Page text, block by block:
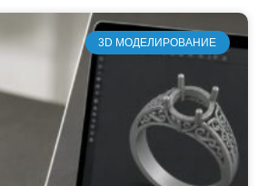
3D МОДЕЛИРОВАНИЕ